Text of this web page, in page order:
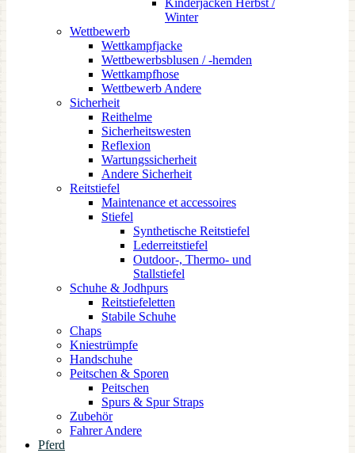
Kinderjacken Herbst /
Winter
Wettbewerb
Wettkampfjacke
Wettbewerbsblusen / -hemden
Wettkampfhose
Wettbewerb Andere
Sicherheit
Reithelme
Sicherheitswesten
Reflexion
Wartungssicherheit
Andere Sicherheit
Reitstiefel
Maintenance et accessoires
Stiefel
Synthetische Reitstiefel
Lederreitstiefel
Outdoor-, Thermo- und
Stallstiefel
Schuhe & Jodhpurs
Reitstiefeletten
Stabile Schuhe
Chaps
Kniestrümpfe
Handschuhe
Peitschen & Sporen
Peitschen
Spurs & Spur Straps
Zubehör
Fahrer Andere
Pferd